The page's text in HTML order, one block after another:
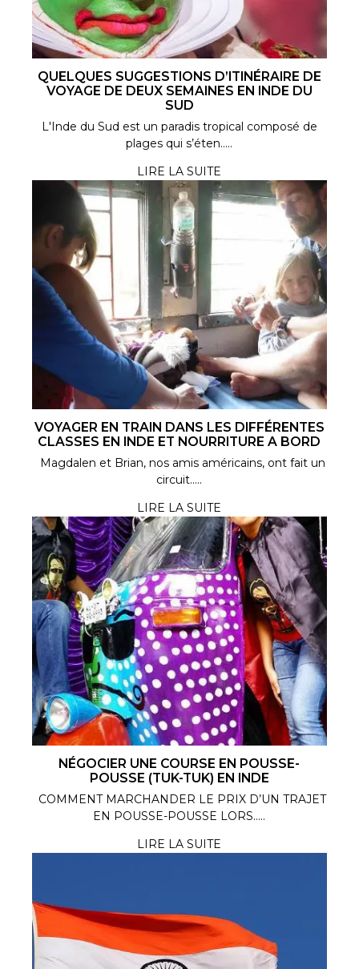
QUELQUES SUGGESTIONS D’ITINÉRAIRE DE
VOYAGE DE DEUX SEMAINES EN INDE DU
SUD
L'Inde du Sud est un paradis tropical composé de
plages qui s’éten.....
LIRE LA SUITE
VOYAGER EN TRAIN DANS LES DIFFÉRENTES
CLASSES EN INDE ET NOURRITURE A BORD
Magdalen et Brian, nos amis américains, ont fait un
circuit.....
LIRE LA SUITE
NÉGOCIER UNE COURSE EN POUSSE-
POUSSE (TUK-TUK) EN INDE
COMMENT MARCHANDER LE PRIX D’UN TRAJET
EN POUSSE-POUSSE LORS.....
LIRE LA SUITE